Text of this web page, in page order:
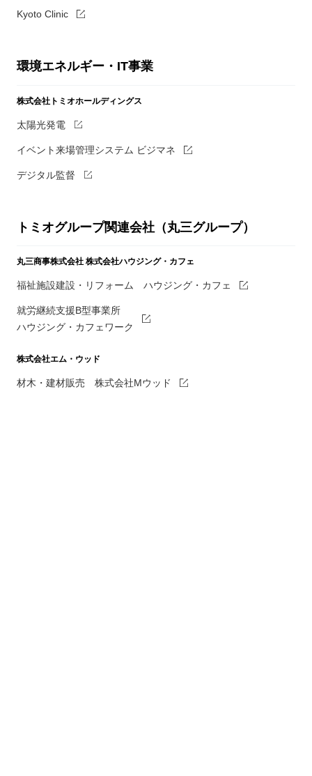
Kyoto Clinic
環境エネルギー・IT事業
株式会社トミオホールディングス
太陽光発電
イベント来場管理システム ビジマネ
デジタル監督
トミオグループ関連会社（丸三グループ）
丸三商事株式会社 株式会社ハウジング・カフェ
福祉施設建設・リフォーム ハウジング・カフェ
就労継続支援B型事業所
ハウジング・カフェワーク
株式会社エム・ウッド
材木・建材販売 株式会社Mウッド